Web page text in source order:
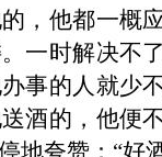
，他都一概
一时解决不
事的人就少
酒的，他便
地夸赞：“好